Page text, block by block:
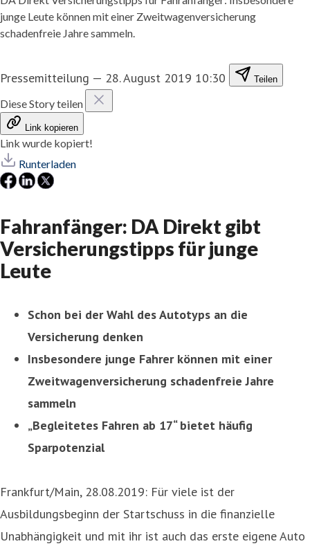
junge Leute können mit einer Zweitwagenversicherung
schadenfreie Jahre sammeln.
Pressemitteilung — 28. August 2019 10:30 Teilen
Diese Story teilen
Link kopieren
Link wurde kopiert!
Runterladen
Fahranfänger: DA Direkt gibt
Versicherungstipps für junge
Leute
Schon bei der Wahl des Autotyps an die
Versicherung denken
Insbesondere junge Fahrer können mit einer
Zweitwagenversicherung schadenfreie Jahre
sammeln
„Begleitetes Fahren ab 17“ bietet häufig
Sparpotenzial
Frankfurt/Main, 28.08.2019: Für viele ist der
Ausbildungsbeginn der Startschuss in die finanzielle
Unabhängigkeit und mit ihr ist auch das erste eigene Auto